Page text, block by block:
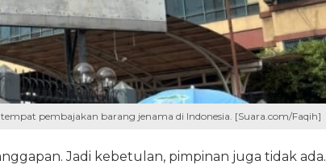
pembajakan barang jenama di Indonesia. [Suara.com/Faqih]
Jadi kebetulan, pimpinan juga tidak ada.